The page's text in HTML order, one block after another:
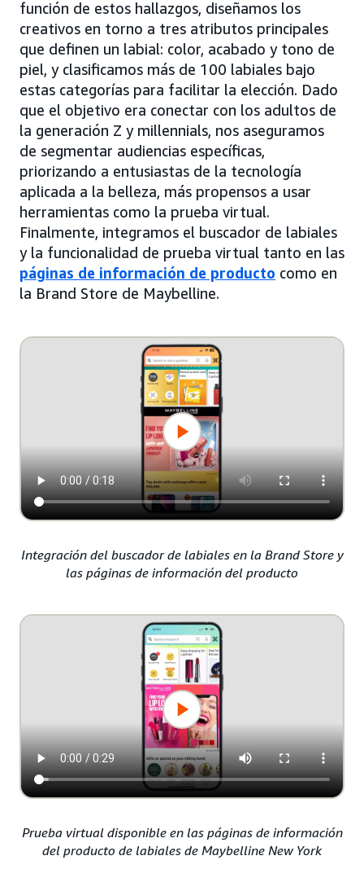
función de estos hallazgos, diseñamos los
creativos en torno a tres atributos principales
que definen un labial: color, acabado y tono de
piel, y clasificamos más de 100 labiales bajo
estas categorías para facilitar la elección. Dado
que el objetivo era conectar con los adultos de
la generación Z y millennials, nos aseguramos
de segmentar audiencias específicas,
priorizando a entusiastas de la tecnología
aplicada a la belleza, más propensos a usar
herramientas como la prueba virtual.
Finalmente, integramos el buscador de labiales
y la funcionalidad de prueba virtual tanto en las
páginas de información de producto como en
la Brand Store de Maybelline.
Integración del buscador de labiales en la Brand Store y
las páginas de información del producto
Prueba virtual disponible en las páginas de información
del producto de labiales de Maybelline New York